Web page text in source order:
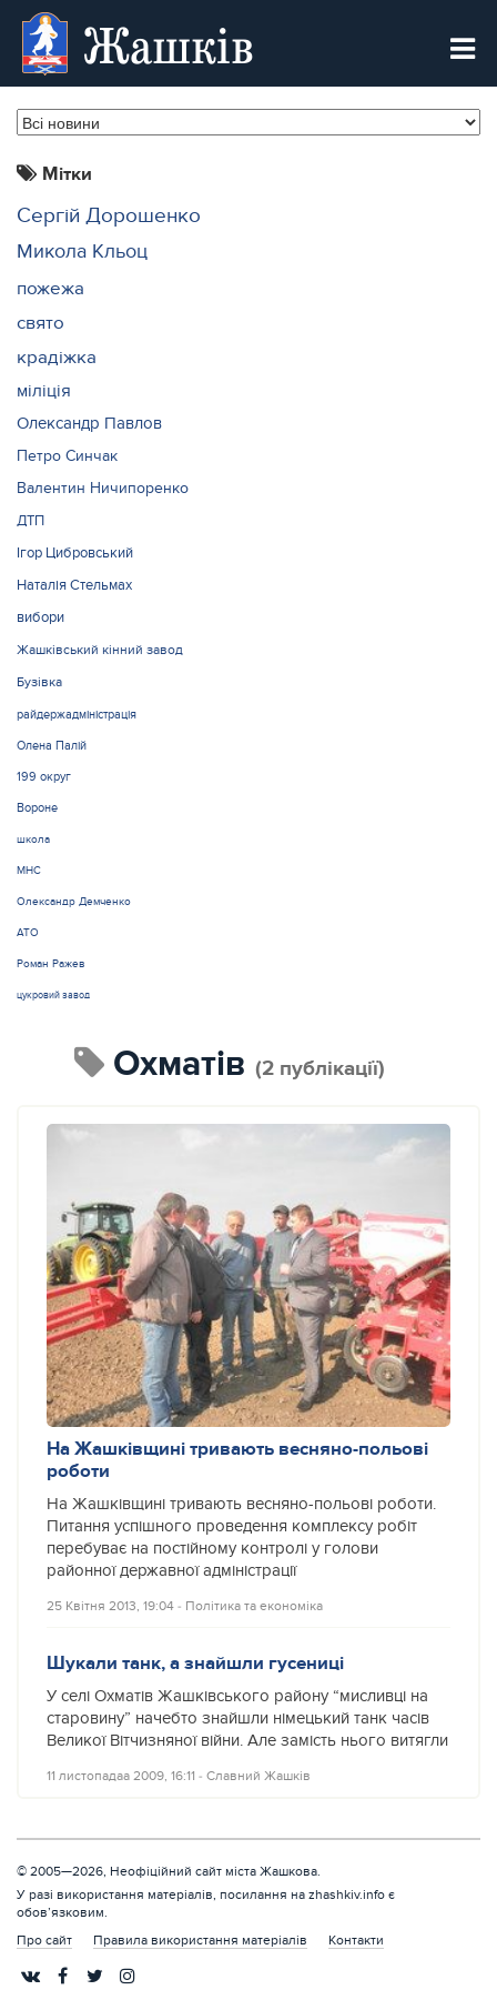
Жашків
Мітки
Сергій Дорошенко
Микола Кльоц
пожежа
свято
крадіжка
міліція
Олександр Павлов
Петро Синчак
Валентин Ничипоренко
ДТП
Ігор Цибровський
Наталія Стельмах
вибори
Жашківський кінний завод
Бузівка
райдержадміністрація
Олена Палій
199 округ
Вороне
школа
МНС
Олександр Демченко
АТО
Роман Ражев
цукровий завод
Охматів (2 публікації)
На Жашківщині тривають весняно-польові
роботи
На Жашківщині тривають весняно-польові роботи.
Питання успішного проведення комплексу робіт
перебуває на постійному контролі у голови
районної державної адміністрації
25 Квітня 2013, 19:04 ‐ Політика та економіка
Шукали танк, а знайшли гусениці
У селі Охматів Жашківського району “мисливці на
старовину” начебто знайшли німецький танк часів
Великої Вітчизняної війни. Але замість нього витягли
11 листопадаа 2009, 16:11 ‐ Славний Жашків
© 2005—2026, Неофіційний сайт міста Жашкова.
У разі використання матеріалів, посилання на zhashkiv.info є
обов’язковим.
Про сайт
Правила використання матеріалів Контакти